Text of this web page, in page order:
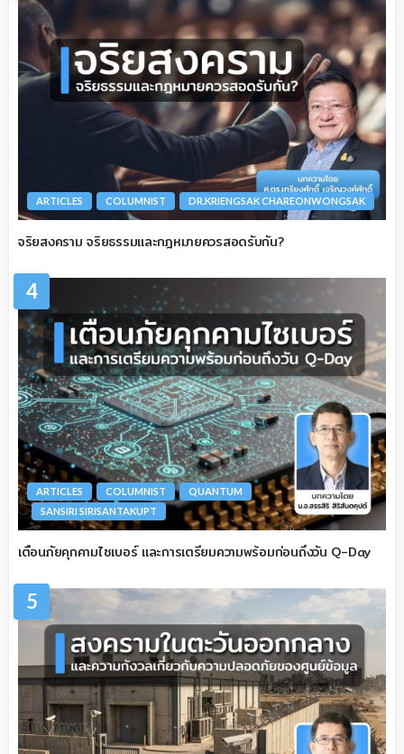
ARTICLES COLUMNIST DR.KRIENGSAK CHAREONWONGSAK
จริยสงคราม จริยธรรมและกฎหมายควรสอดรับกัน?
4
ARTICLES COLUMNIST
QUANTUM
SANSIRI SIRISANTAKUPT
เตือนภัยคุกคามไซเบอร์ และการเตรียมความพร้อมก่อนถึงวัน Q-Day
5